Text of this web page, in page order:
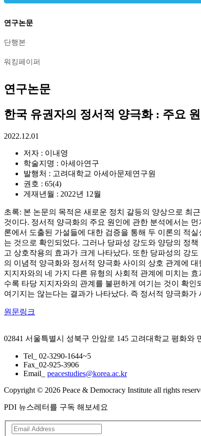
연구논문
단행본
워킹페이퍼
연구논문
한국 유권자의 정서적 양극화 : 주요
2022.12.01
저자 : 이내영
학술지명 : 아세아연구
발행처 : 고려대학교 아세아문제연구원
권호 : 65(4)
게재년월 : 2022년 12월
초록: 본 논문의 목적은 새로운 정치 갈등의 양상으로 최
것이다. 정서적 양극화의 주요 원인에 관한 분석에서는
론에서 도출된 가설들에 대한 검증을 통해 두 이론의 적
는 것으로 확인되었다. 그러나 당파성 강도와 양당의 정
고 상호작용의 효과가 크게 나타났다. 또한 당파성의 강
의 이념적 양극화와 정서적 양극화 사이의 상호 관계에
지지자와의 네 가지 다른 유형의 사회적 관계에 미치는
수록 타당 지지자와의 관계를 불편하게 여기는 것이 확
여기지는 않는다는 결과가 나타났다. 즉 정서적 양극화
원문링크
02841 서울특별시 성북구 안암로 145 고려대학교 평화와
Tel_ 02-3290-1644~5
Fax_02-925-3906
Email_ peacestudies@korea.ac.kr
Copyright © 2026 Peace & Democracy Institute all rights
PDI 뉴스레터를 구독 해보세요